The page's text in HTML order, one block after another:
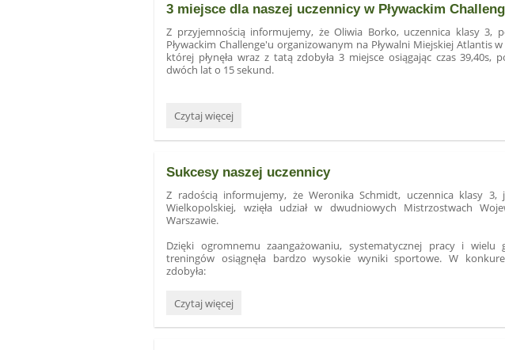
3 miejsce dla naszej uczennicy w Pływackim
Z przyjemnością informujemy, że Oliwia Borko, uczennica klasy 3,
Pływackim Challenge'u organizowanym na Pływalni Miejskiej Atlantis
której płynęła wraz z tatą zdobyła 3 miejsce osiągając czas 39,40s,
dwóch lat o 15 sekund.
3
dla
uczennicy
Pływackim
Challenge'u:
Czytaj więcej
Sukcesy naszej uczennicy
Z radością informujemy, że Weronika Schmidt, uczennica klasy 3,
Wielkopolskiej, wzięła udział w dwudniowych Mistrzostwach
Warszawie.
Dzięki ogromnemu zaangażowaniu, systematycznej pracy i wielu
treningów osiągnęła bardzo wysokie wyniki sportowe. W
zdobyła:
Sukcesy
uczennicy
Czytaj więcej